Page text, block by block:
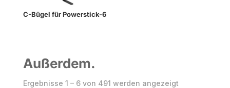
C-Bügel für Powerstick-6
Außerdem.
Ergebnisse 1 – 6 von 491 werden angezeigtNach